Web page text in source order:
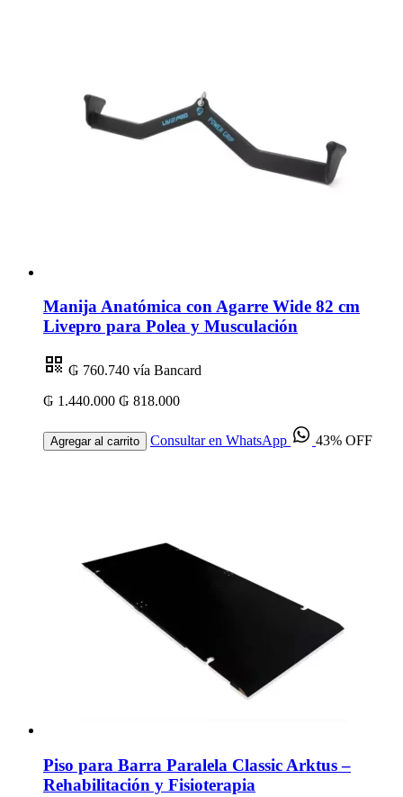
Manija Anatómica con Agarre Wide 82 cm
Livepro para Polea y Musculación
₲ 760.740 vía Bancard
₲ 1.440.000 ₲ 818.000
Agregar al carrito Consultar en WhatsApp 43% OFF
Piso para Barra Paralela Classic Arktus –
Rehabilitación y Fisioterapia